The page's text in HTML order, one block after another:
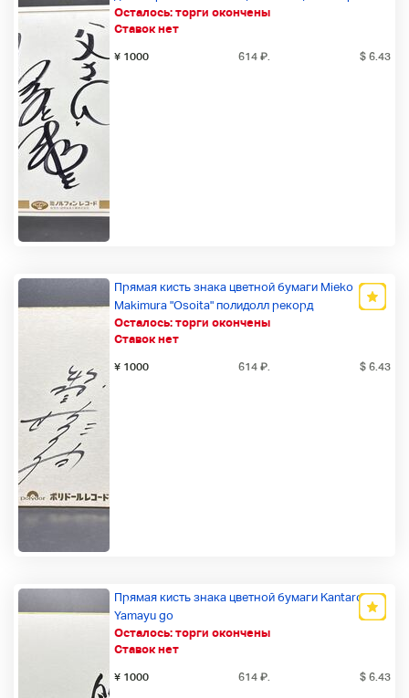
Осталось: торги окончены
Ставок нет
Japan Record Award Newcomer Award
Новый товар
¥ 1000 614 ₽. $ 6.43
Осталось: торги окончены
Ставок нет
Прямая кисть знака цветной бумаги Mieko
Makimura "Osoita" полидолл рекорд
Новый товар
¥ 1000 614 ₽. $ 6.43
Осталось: торги окончены
Ставок нет
Прямая кисть знака цветной бумаги Kantaro
Yamayu go
Новый товар
¥ 1000 614 ₽. $ 6.43